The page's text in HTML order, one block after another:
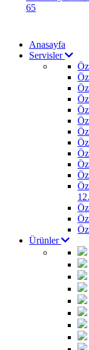
Anasayfa
Servisler
Ürünler